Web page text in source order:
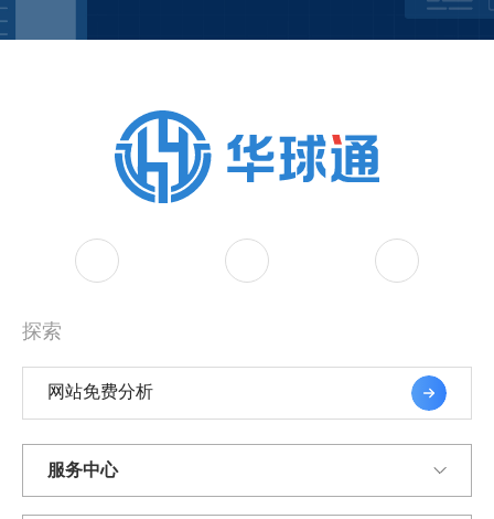
探索
网站免费分析
服务中心